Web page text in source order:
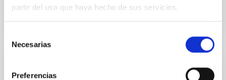
partir del uso que haya hecho de sus servicios.
Necesarias
Preferencias